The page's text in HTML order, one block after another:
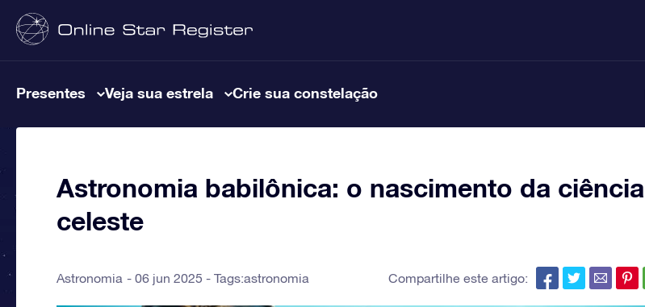
Presentes Veja sua estrela Crie sua constelação
Astronomia babilônica: o nascimento da ciência
celeste
Astronomia 06 jun 2025 - Tags:astronomia Compartilhe este artigo: